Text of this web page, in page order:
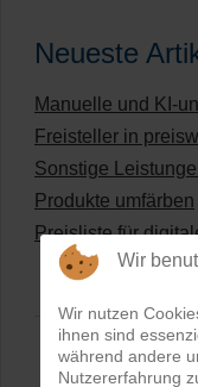
Neueste
Manuelle und KI-
Freisteller in
Sonstige
Produkte umfärben
Preisliste für
Wir
Wir nutzen
ihnen sind
während andere
Nutzererfahrung